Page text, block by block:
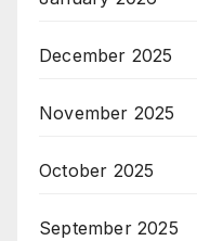
December 2025
November 2025
October 2025
September 2025